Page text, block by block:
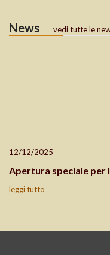
News vedi tutte le
12/12/2025
Apertura speciale per
leggi tutto